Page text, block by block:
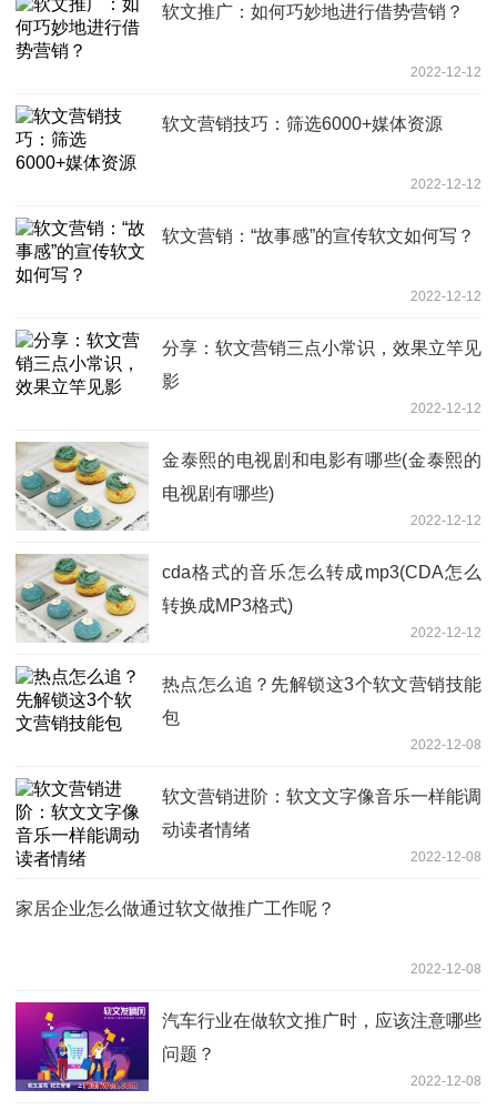
软文推广：如何巧妙地进行借势营销？
2022-12-12
软文营销技巧：筛选6000+媒体资源
2022-12-12
软文营销：“故事感”的宣传软文如何写？
2022-12-12
分享：软文营销三点小常识，效果立竿见
影
2022-12-12
金泰熙的电视剧和电影有哪些(金泰熙的
电视剧有哪些)
2022-12-12
cda格式的音乐怎么转成mp3(CDA怎么
转换成MP3格式)
2022-12-12
热点怎么追？先解锁这3个软文营销技能
包
2022-12-08
软文营销进阶：软文文字像音乐一样能调
动读者情绪
2022-12-08
家居企业怎么做通过软文做推广工作呢？
2022-12-08
汽车行业在做软文推广时，应该注意哪些
问题？
2022-12-08